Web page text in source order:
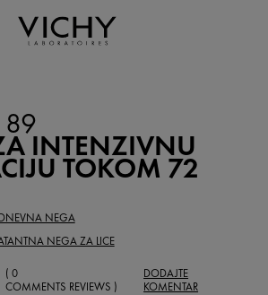
89
INTENZIVNU
TOKOM 72
DNEVNA NEGA
NEGA ZA LICE
( 0
COMMENTS REVIEWS )
DODAJTE
KOMENTAR